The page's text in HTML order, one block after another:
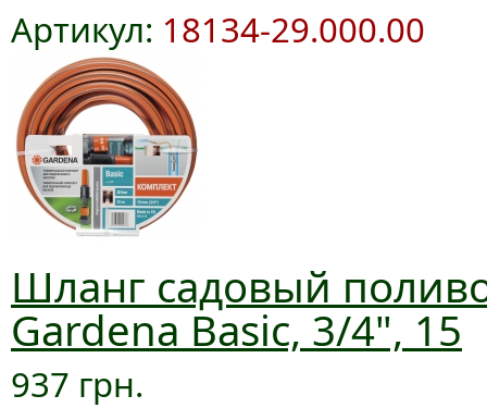
Артикул: 18134-29.000.00
Шланг садовый
Gardena Basic, 3/4", 15
937 грн.